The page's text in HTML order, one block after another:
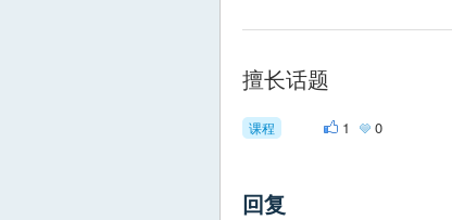
擅长话题
课程 1 0
回复